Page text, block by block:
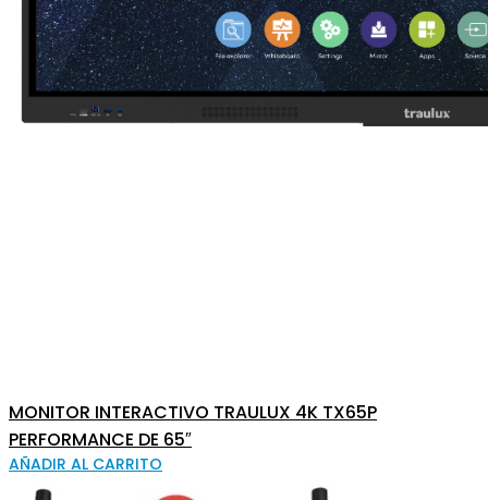
MONITOR INTERACTIVO TRAULUX 4K TX65P
PERFORMANCE DE 65″
AÑADIR AL CARRITO